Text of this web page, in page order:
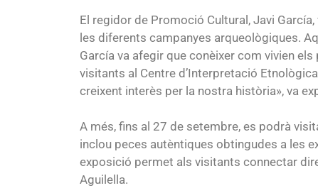
El regidor de Promoció Cultural, Javi
les diferents campanyes arqueològiques.
García va afegir que conèixer com vivien
visitants al Centre d’Interpretació
creixent interès per la nostra història», va
A més, fins al 27 de setembre, es podrà
inclou peces autèntiques obtingudes a les
exposició permet als visitants connectar
Aguilella.